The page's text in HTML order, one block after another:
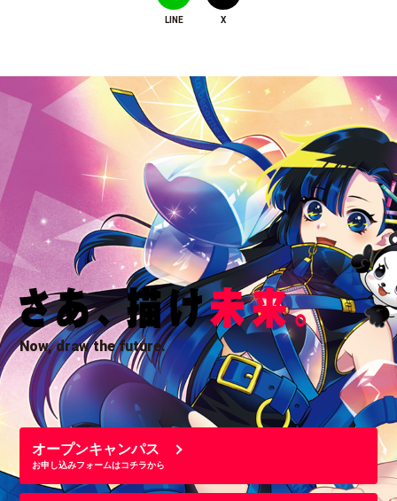
LINE X
Now, draw the future.
オープンキャンパス
お申し込みフォームはコチラから